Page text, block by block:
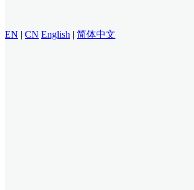
EN | CN English | 简体中文